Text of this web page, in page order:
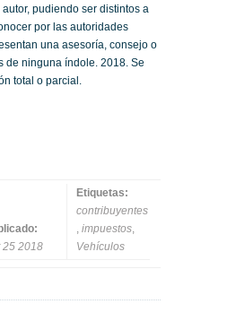
pudiendo ser distintos a
por las autoridades
una asesoría, consejo o
de ninguna índole. 2018. Se
total o parcial.
25 2018
Etiquetas:
contribuyentes
, impuestos,
Vehículos